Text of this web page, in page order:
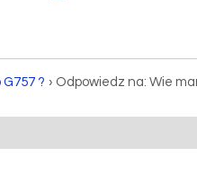
? › Odpowiedz na: Wie